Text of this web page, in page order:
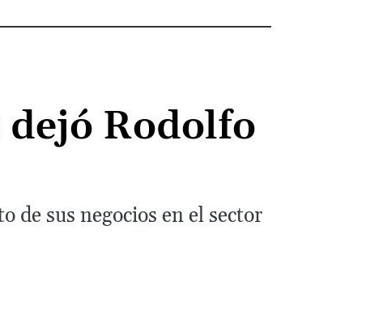
dejó Rodolfo
de sus negocios en el sector